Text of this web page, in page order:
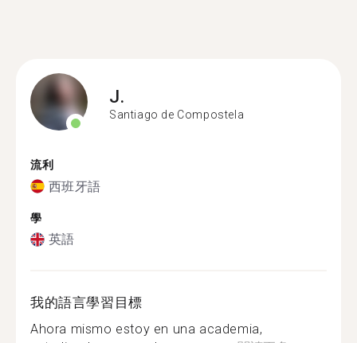
J.
Santiago de Compostela
流利
西班牙語
學
英語
我的語言學習目標
Ahora mismo estoy en una academia,